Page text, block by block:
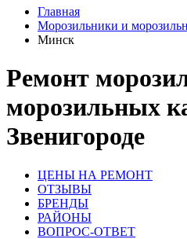
Главная
Морозильники и
Минск
Ремонт
морозильных
Звенигороде
ЦЕНЫ НА РЕМОНТ
ОТЗЫВЫ
БРЕНДЫ
РАЙОНЫ
ВОПРОС-ОТВЕТ